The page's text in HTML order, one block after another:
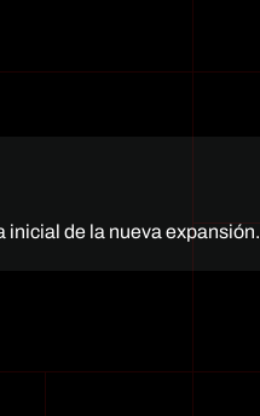
inicial de la nueva expansión.